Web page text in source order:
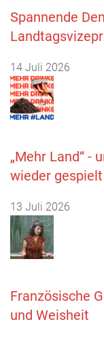
Spannende
14 Juli 2026
„Mehr Land“ -
wieder gespielt
13 Juli 2026
Französische
und Weisheit